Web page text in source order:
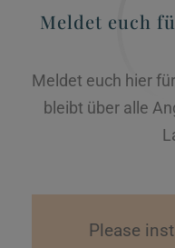
Meldet euch
Meldet euch hier
bleibt über alle
Please